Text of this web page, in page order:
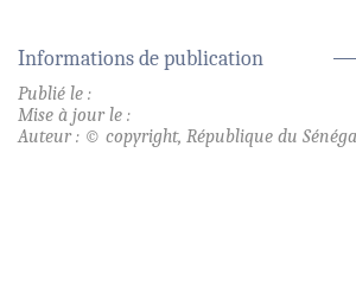
Informations de publication
Publié le :
Mise à jour le :
Auteur : © copyright, République du